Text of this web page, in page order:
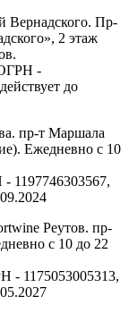
Вернадского. Пр-
2 этаж
-
до
пр-т Маршала
Ежедневно с 10
Реутов. пр-
с 10 до 22
1175053005313,